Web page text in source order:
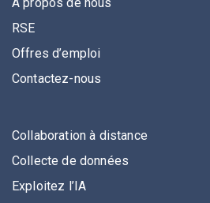
À propos de nous
RSE
Offres d’emploi
Contactez-nous
Collaboration à distance
Collecte de données
Exploitez l’IA